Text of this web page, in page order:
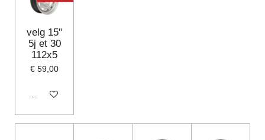
velg 15"
5j et 30
112x5
€ 59,00
In winkelwagen